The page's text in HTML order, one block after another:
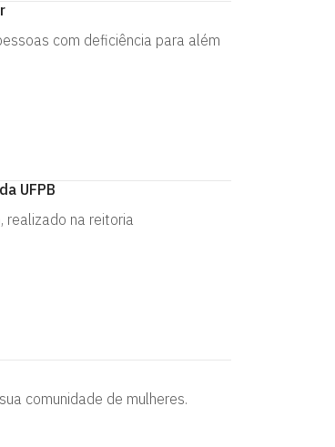
com deficiência para além
UFPB
realizado na reitoria
comunidade de mulheres.